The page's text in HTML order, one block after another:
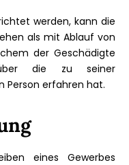
werden, kann die
als mit Ablauf von
der Geschädigte
die zu seiner
erfahren hat.
eines Gewerbes